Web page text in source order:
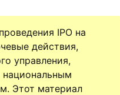
IPO на
действия,
управления,
национальным
Этот материал